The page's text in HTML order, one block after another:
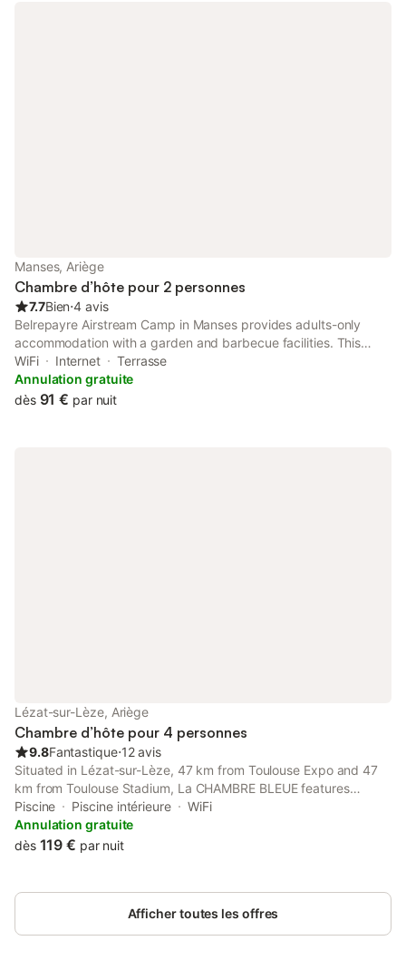
Manses, Ariège
Chambre d’hôte pour 2 personnes
7.7Bien⋅4 avis
Belrepayre Airstream Camp in Manses provides adults-only
accommodation with a garden and barbecue facilities. This
property offers access to a terrace, table tennis, free private
parking and free WiFi.
WiFi Internet
Terrasse
Annulation gratuite
dès 91 € par nuit
Lézat-sur-Lèze, Ariège
Chambre d’hôte pour 4 personnes
9.8Fantastique⋅12 avis
Situated in Lézat-sur-Lèze, 47 km from Toulouse Expo and 47
km from Toulouse Stadium, La CHAMBRE BLEUE features
accommodation with free WiFi in a historic building. This bed
and breakfast has a heated pool and a garden.
Piscine Piscine intérieure
WiFi
Annulation gratuite
dès 119 € par nuit
Afficher toutes les offres